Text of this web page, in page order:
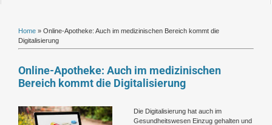
Home » Online-Apotheke: Auch im medizinischen Bereich kommt die
Digitalisierung
Online-Apotheke: Auch im medizinischen
Bereich kommt die Digitalisierung
Zeige
grösseres
Die Digitalisierung hat auch im
Gesundheitswesen Einzug gehalten und